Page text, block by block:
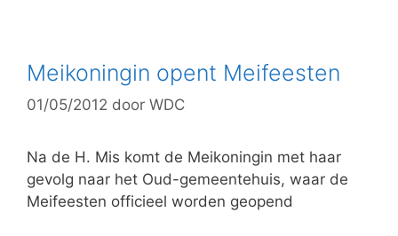
g
r
e
ë
n
Meikoningin opent Meifeesten
01/05/2012 door WDC
Na de H. Mis komt de Meikoningin met haar
gevolg naar het Oud-gemeentehuis, waar de
Meifeesten officieel worden geopend